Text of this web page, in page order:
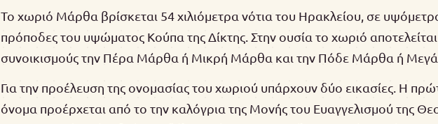
Το χωριό Μάρθα βρίσκεται 54 χιλιόμετρα νότια του Ηρακλείου, σε
πρόποδες του υψώματος Κούπα της Δίκτης. Στην ουσία το χωριό
συνοικισμούς την Πέρα Μάρθα ή Μικρή Μάρθα και την Πόδε Μάρθα ή
Για την προέλευση της ονομασίας του χωριού υπάρχουν δύο εικασίες. Η
όνομα προέρχεται από το την καλόγρια της Μονής του Ευαγγελισμού της